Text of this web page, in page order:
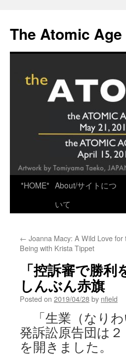
content
The Atomic Age
*HOME* About/サイトにつ
いて
← Joanna Macy: A Wild Love for
Being with Krista Tippet
「控訴審で勝
しんぶん赤旗
Posted on 2019/04/28by nfield
「生業（なりわ
発訴訟原告団は
を開きました。